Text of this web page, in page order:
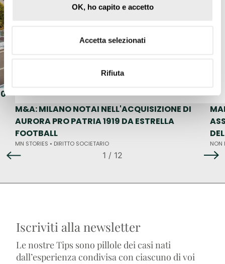
OK, ho capito e accetto
Accetta selezionati
Rifiuta
M&A: MILANO NOTAI NELL'ACQUISIZIONE DI
AURORA PRO PATRIA 1919 DA ESTRELLA
FOOTBALL
MN STORIES • DIRITTO SOCIETARIO NON
1 / 12
Iscriviti alla newsletter
Le nostre Tips sono pillole dei casi nati
dall’esperienza condivisa con ciascuno di voi